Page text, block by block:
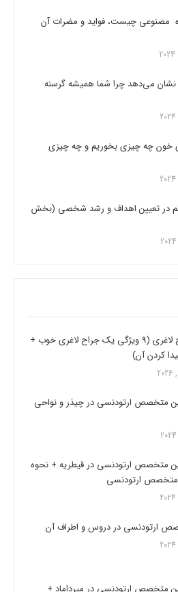
مصنوعی چیست، فواید و مضرات آن
نشان می‌دهد چرا شما همیشه گرسنه
خون چه چیزی بخوریم و چه چیزی
در تعیین اهداف و رشد شخصی (بخش
بهترین جراح لاغری (9 ویژگی یک جراح لاغری خوب +
کردن آن)
متخصص ارتودنسی در چیذر و نواحی
متخصص ارتودنسی در قیطریه + نحوه
متخصص ارتودنسی
ارتودنسی در دروس و اطراف آن